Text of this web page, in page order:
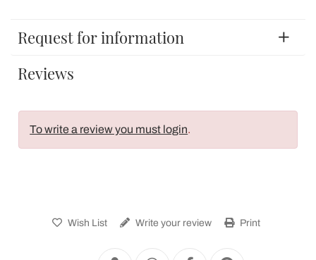
Request for information
Reviews
To write a review you must login.
Wish List Write your review Print